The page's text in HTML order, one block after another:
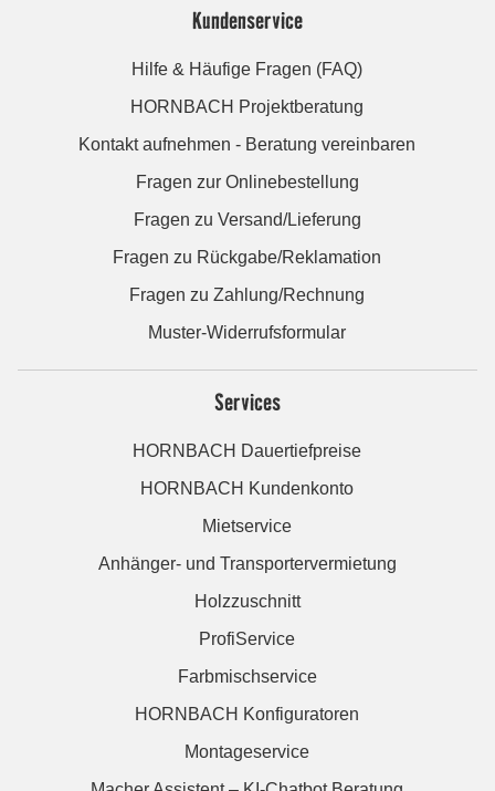
Kundenservice
Hilfe & Häufige Fragen (FAQ)
HORNBACH Projektberatung
Kontakt aufnehmen - Beratung vereinbaren
Fragen zur Onlinebestellung
Fragen zu Versand/Lieferung
Fragen zu Rückgabe/Reklamation
Fragen zu Zahlung/Rechnung
Muster-Widerrufsformular
Services
HORNBACH Dauertiefpreise
HORNBACH Kundenkonto
Mietservice
Anhänger- und Transportervermietung
Holzzuschnitt
ProfiService
Farbmischservice
HORNBACH Konfiguratoren
Montageservice